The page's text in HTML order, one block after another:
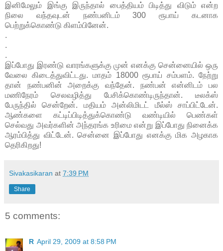
இனிமேலும் இங்கு இருந்தால் பைத்தியம் பிடித்து விடும் என்ற
நிலை வந்தவுடன் நண்பனிடம் 300 ரூபாய் கடனாக
பெற்றுக்கொண்டு கிளம்பினேன்.
.
.
.
இப்போது இரண்டு வாரங்களுக்கு முன் எனக்கு சென்னையில் ஒரு
வேலை கிடைத்துவிட்டது. மாதம் 18000 ரூபாய் சம்பளம். நேற்று
தான் நண்பனின் அறைக்கு வந்தேன். நண்பன் என்னிடம் பல
மணிநேரம் செலவழித்து பேசிக்கொண்டிருந்தான். டீலக்ஸ்
பேருந்தில் சென்றேன். மதியம் அன்லிமிடட் மீல்ஸ் சாப்பிட்டேன்.
ஆண்களை கட்டிப்பிடித்துக்கொண்டு வண்டியில் பெண்கள்
செல்வது அவர்களின் அந்தரங்க உரிமை என்று இப்போது நினைக்க
ஆரம்பித்து விட்டேன். சென்னை இப்போது எனக்கு மிக அழகாக
தெரிகிறது!
Sivakasikaran at 7:39 PM
Share
5 comments:
R April 29, 2009 at 8:58 PM